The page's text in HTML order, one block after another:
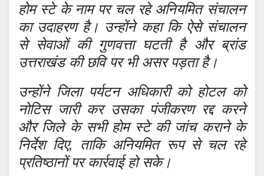
होम स्टे के नाम पर चल रहे अनियमित संचालन
का उदाहरण है। उन्होंने कहा कि ऐसे संचालन
से सेवाओं की गुणवत्ता घटती है और ब्रांड
उत्तराखंड की छवि पर भी असर पड़ता है।
उन्होंने जिला पर्यटन अधिकारी को होटल को
नोटिस जारी कर उसका पंजीकरण रद्द करने
और जिले के सभी होम स्टे की जांच कराने के
निर्देश दिए, ताकि अनियमित रूप से चल रहे
प्रतिष्ठानों पर कार्रवाई हो सके।